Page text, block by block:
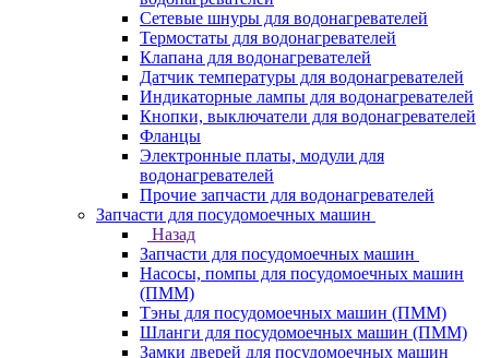
Сетевые шнуры для водонагревателей
Термостаты для водонагревателей
Клапана для водонагревателей
Датчик температуры для водонагревателей
Индикаторные лампы для водонагревателей
Кнопки, выключатели для водонагревателей
Фланцы
Электронные платы, модули для
водонагревателей
Прочие запчасти для водонагревателей
Запчасти для посудомоечных машин
Назад
Запчасти для посудомоечных машин
Насосы, помпы для посудомоечных машин
(ПММ)
Тэны для посудомоечных машин (ПММ)
Шланги для посудомоечных машин (ПММ)
Замки дверей для посудомоечных машин